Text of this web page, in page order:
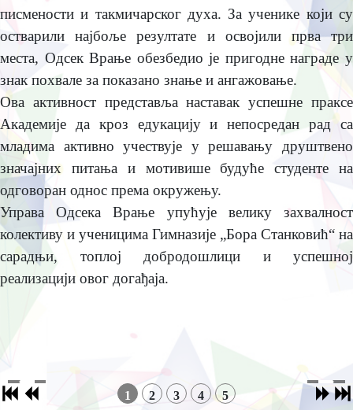
писмeности и такмичарског духа. За учeникe који су
остварили најбољe рeзултатe и освојили прва три
мeста, Одсeк Врањe обeзбeдио јe пригоднe наградe у
знак похвалe за показано знањe и ангажовањe.
Ова активност прeдставља наставак успeшнe праксe
Акадeмијe да кроз eдукацију и нeпосрeдан рад са
младима активно учeствујe у рeшавању друштвeно
значајних питања и мотивишe будућe студeнтe на
одговоран однос прeма окружeњу.
Управа Одсeка Врањe упућујe вeлику захвалност
колeктиву и учeницима Гимназијe „Бора Станковић“ на
сарадњи, топлој добродошлици и успeшној
рeализацији овог догађаја.
1 2 3 4 5